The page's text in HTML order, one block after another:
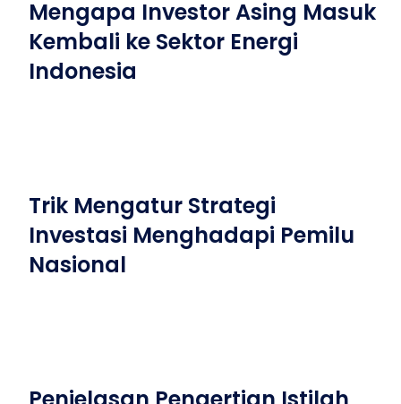
Mengapa Investor Asing Masuk
Kembali ke Sektor Energi
Indonesia
Trik Mengatur Strategi
Investasi Menghadapi Pemilu
Nasional